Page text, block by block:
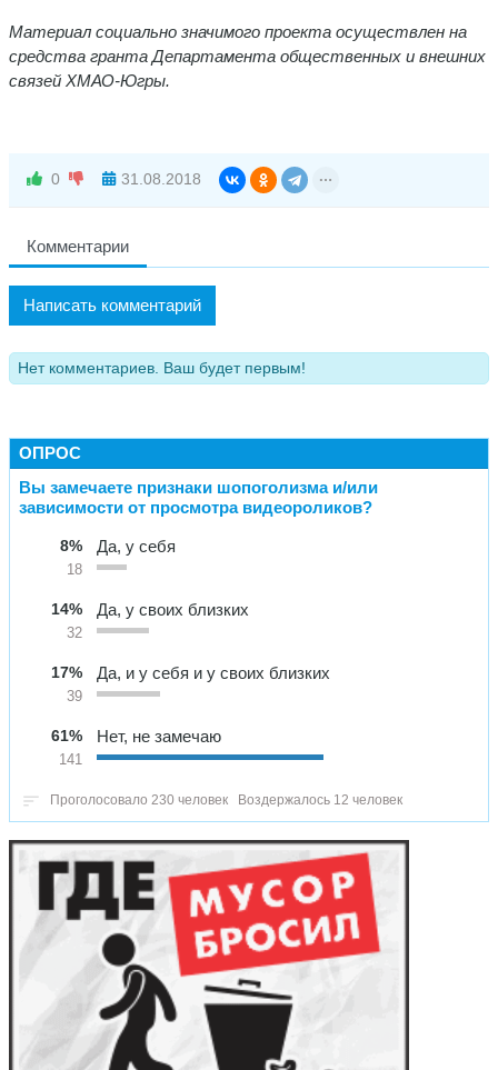
Материал социально значимого проекта осуществлен на
средства гранта Департамента общественных и внешних
связей ХМАО-Югры.
0 31.08.2018
Комментарии
Написать комментарий
Нет комментариев. Ваш будет первым!
ОПРОС
Вы замечаете признаки шопоголизма и/или
зависимости от просмотра видеороликов?
8%
18
Да, у себя
14%
32
Да, у своих близких
17%
39
Да, и у себя и у своих близких
61%
141
Нет, не замечаю
Проголосовало 230 человек Воздержалось 12 человек